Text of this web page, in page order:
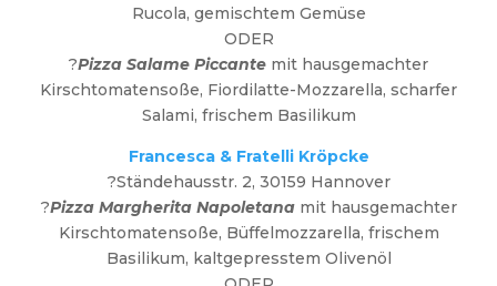
Rucola, gemischtem Gemüse
ODER
?Pizza Salame Piccante mit hausgemachter
Kirschtomatensoße, Fiordilatte-Mozzarella, scharfer
Salami, frischem Basilikum
Francesca & Fratelli Kröpcke
?Ständehausstr. 2, 30159 Hannover
?Pizza Margherita Napoletanamit hausgemachter
Kirschtomatensoße, Büffelmozzarella, frischem
Basilikum, kaltgepresstem Olivenöl